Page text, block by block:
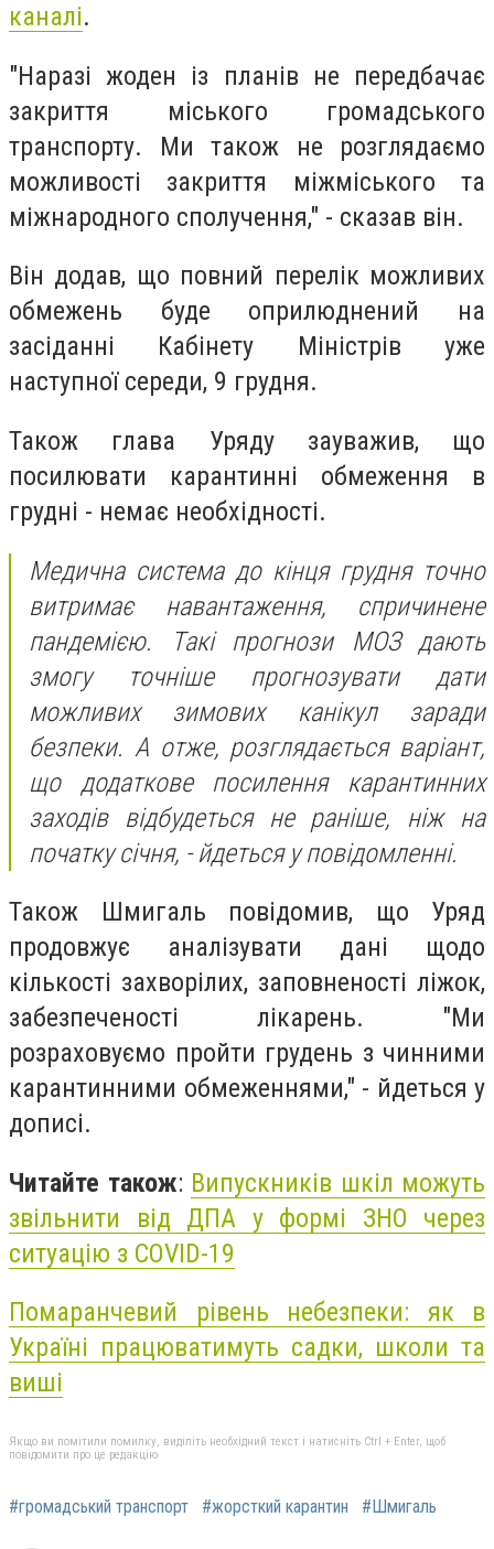
каналі.
"Наразі жоден із планів не передбачає
закриття міського громадського
транспорту. Ми також не розглядаємо
можливості закриття міжміського та
міжнародного сполучення," - сказав він.
Він додав, що повний перелік можливих
обмежень буде оприлюднений на
засіданні Кабінету Міністрів уже
наступної середи, 9 грудня.
Також глава Уряду зауважив, що
посилювати карантинні обмеження в
грудні - немає необхідності.
Медична система до кінця грудня точно
витримає навантаження, спричинене
пандемією. Такі прогнози МОЗ дають
змогу точніше прогнозувати дати
можливих зимових канікул заради
безпеки. А отже, розглядається варіант,
що додаткове посилення карантинних
заходів відбудеться не раніше, ніж на
початку січня, - йдеться у повідомленні.
Також Шмигаль повідомив, що Уряд
продовжує аналізувати дані щодо
кількості захворілих, заповненості ліжок,
забезпеченості лікарень. "Ми
розраховуємо пройти грудень з чинними
карантинними обмеженнями," - йдеться у
дописі.
Читайте також: Випускників шкіл можуть
звільнити від ДПА у формі ЗНО через
ситуацію з COVID-19
Помаранчевий рівень небезпеки: як в
Україні працюватимуть садки, школи та
виші
Якщо ви помітили помилку, виділіть необхідний текст і натисніть Ctrl + Enter, щоб
повідомити про це редакцію
#громадський транспорт #жорсткий карантин #Шмигаль